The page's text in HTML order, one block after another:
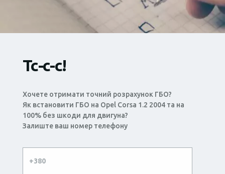
Тс-с-с!
Хочете отримати точний розрахунок ГБО?
Як встановити ГБО на Opel Corsa 1.2 2004 та на
100% без шкоди для двигуна?
Залиште ваш номер телефону